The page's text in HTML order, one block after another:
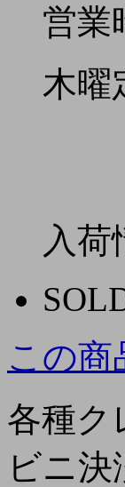
営業
木曜
入荷
この商
各種ク
ビニ決